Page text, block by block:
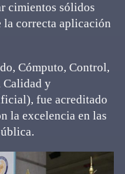
cimientos sólidos
la correcta aplicación
Cómputo, Control,
Calidad y
fue acreditado
la excelencia en las